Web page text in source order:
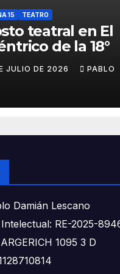
15 TEATRO
teatral en El
de la 18°
JULIO DE 2026 PABLO
Damián Lescano
RE-2025-
1095 3 D